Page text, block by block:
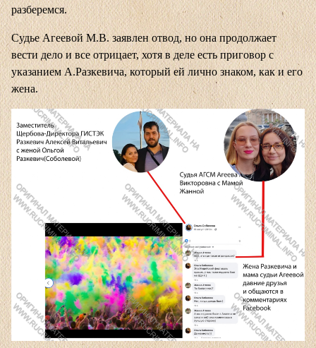
разберемся.
Судье Агеевой М.В. заявлен отвод, но она продолжает
вести дело и все отрицает, хотя в деле есть приговор с
указанием А.Разкевича, который ей лично знаком, как и его
жена.